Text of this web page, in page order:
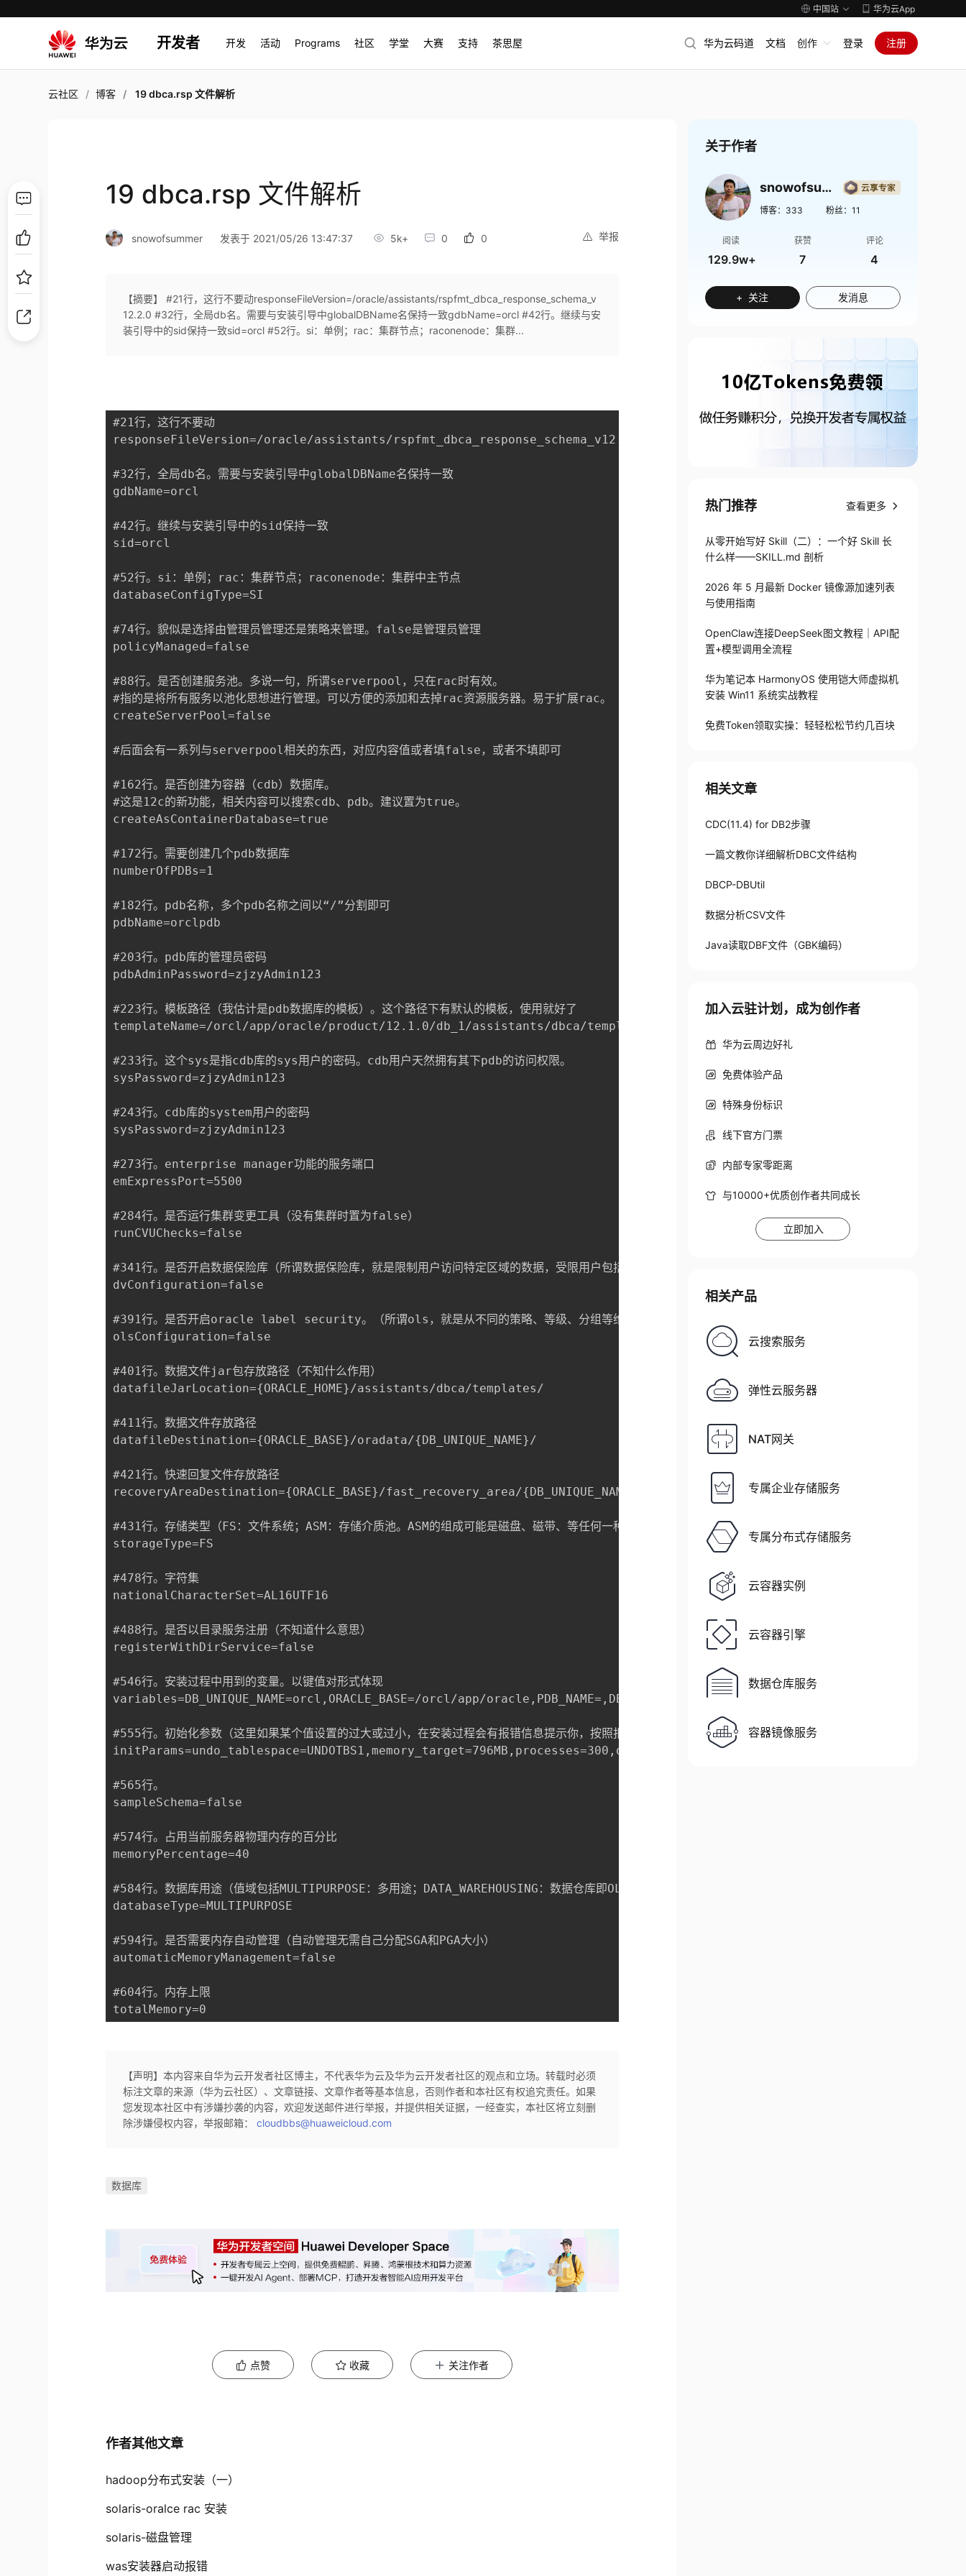
中国站 华为云App
开发者 开发 活动 Programs 社区 学堂 大赛 支持 茶思屋 华为云码道 文档 创作 登录 注册
云社区 博客 19 dbca.rsp 文件解析
19 dbca.rsp 文件解析
举报
snowofsummer 发表于 2021/05/26 13:47:37 5k+ 0 0
【摘要】 #21行，这行不要动responseFileVersion=/oracle/assistants/rspfmt_dbca_response_schema_v
12.2.0 #32行，全局db名。需要与安装引导中globalDBName名保持一致gdbName=orcl #42行。继续与安
装引导中的sid保持一致sid=orcl #52行。si：单例；rac：集群节点；raconenode：集群...
#21行，这行不要动
responseFileVersion=/oracle/assistants/rspfmt_dbca_response_schema_v12.2.0
#32行，全局db名。需要与安装引导中globalDBName名保持一致
gdbName=orcl
#42行。继续与安装引导中的sid保持一致
sid=orcl
#52行。si：单例；rac：集群节点；raconenode：集群中主节点
databaseConfigType=SI
#74行。貌似是选择由管理员管理还是策略来管理。false是管理员管理
policyManaged=false
#88行。是否创建服务池。多说一句，所谓serverpool，只在rac时有效。
#指的是将所有服务以池化思想进行管理。可以方便的添加和去掉rac资源服务器。易于扩展rac。
createServerPool=false
#后面会有一系列与serverpool相关的东西，对应内容值或者填false，或者不填即可
#162行。是否创建为容器（cdb）数据库。
#这是12c的新功能，相关内容可以搜索cdb、pdb。建议置为true。
createAsContainerDatabase=true
#172行。需要创建几个pdb数据库
numberOfPDBs=1
#182行。pdb名称，多个pdb名称之间以“/”分割即可
pdbName=orclpdb
#203行。pdb库的管理员密码
pdbAdminPassword=zjzyAdmin123
#223行。模板路径（我估计是pdb数据库的模板）。这个路径下有默认的模板，使用就好了
templateName=/orcl/app/oracle/product/12.1.0/db_1/assistants/dbca/templates/General_Purpose.dbc
#233行。这个sys是指cdb库的sys用户的密码。cdb用户天然拥有其下pdb的访问权限。
sysPassword=zjzyAdmin123
#243行。cdb库的system用户的密码
sysPassword=zjzyAdmin123
#273行。enterprise manager功能的服务端口
emExpressPort=5500
#284行。是否运行集群变更工具（没有集群时置为false）
runCVUChecks=false
#341行。是否开启数据保险库（所谓数据保险库，就是限制用户访问特定区域的数据，受限用户包括但不限于管理员。特定区域可以是工资、年龄等字段）
dvConfiguration=false
#391行。是否开启oracle label security。（所谓ols，就是从不同的策略、等级、分组等维度，对每行数据制作安全标签。然后令带有同样安全标签或符合某种
olsConfiguration=false
#401行。数据文件jar包存放路径（不知什么作用）
datafileJarLocation={ORACLE_HOME}/assistants/dbca/templates/
#411行。数据文件存放路径
datafileDestination={ORACLE_BASE}/oradata/{DB_UNIQUE_NAME}/
#421行。快速回复文件存放路径
recoveryAreaDestination={ORACLE_BASE}/fast_recovery_area/{DB_UNIQUE_NAME}
#431行。存储类型（FS：文件系统；ASM：存储介质池。ASM的组成可能是磁盘、磁带、等任何一种存储介质）
storageType=FS
#478行。字符集
nationalCharacterSet=AL16UTF16
#488行。是否以目录服务注册（不知道什么意思）
registerWithDirService=false
#546行。安装过程中用到的变量。以键值对形式体现
variables=DB_UNIQUE_NAME=orcl,ORACLE_BASE=/orcl/app/oracle,PDB_NAME=,DB_NAME=orcl,ORACLE_HOME=/orcl/app/oracle/
#555行。初始化参数（这里如果某个值设置的过大或过小，在安装过程会有报错信息提示你，按照报错提示进行修改一般都能解决问题）
#565行。
sampleSchema=false
#574行。占用当前服务器物理内存的百分比
memoryPercentage=40
#584行。数据库用途（值域包括MULTIPURPOSE：多用途；DATA_WAREHOUSING：数据仓库即OLAP；OLTP：联机事务型系统）。不同的用途，对数据块大小的要
databaseType=MULTIPURPOSE
#594行。是否需要内存自动管理（自动管理无需自己分配SGA和PGA大小）
automaticMemoryManagement=false
#604行。内存上限
【声明】本内容来自华为云开发者社区博主，不代表华为云及华为云开发者社区的观点和立场。转载时必须
标注文章的来源（华为云社区）、文章链接、文章作者等基本信息，否则作者和本社区有权追究责任。如果
您发现本社区中有涉嫌抄袭的内容，欢迎发送邮件进行举报，并提供相关证据，一经查实，本社区将立刻删
除涉嫌侵权内容，举报邮箱：cloudbbs@huaweicloud.com
数据库
点赞 收藏 关注作者
作者其他文章
hadoop分布式安装（一）
solaris-oralce rac 安装
solaris-磁盘管理
was安装器启动报错
关于作者
snowofsummer
博客： 333 粉丝： 11
阅读
129.9w+
获赞
7
评论
4
+ 关注 发消息
热门推荐 查看更多
从零开始写好 Skill（二）：一个好 Skill 长
什么样——SKILL.md 剖析
2026 年 5 月最新 Docker 镜像源加速列表
与使用指南
OpenClaw连接DeepSeek图文教程｜API配
置+模型调用全流程
华为笔记本 HarmonyOS 使用铠大师虚拟机
安装 Win11 系统实战教程
免费Token领取实操：轻轻松松节约几百块
相关文章
CDC(11.4) for DB2步骤
一篇文教你详细解析DBC文件结构
DBCP-DBUtil
数据分析CSV文件
Java读取DBF文件（GBK编码）
加入云驻计划，成为创作者
华为云周边好礼
免费体验产品
特殊身份标识
线下官方门票
内部专家零距离
与10000+优质创作者共同成长
立即加入
相关产品
云搜索服务
弹性云服务器
NAT网关
专属企业存储服务
专属分布式存储服务
云容器实例
云容器引擎
数据仓库服务
容器镜像服务